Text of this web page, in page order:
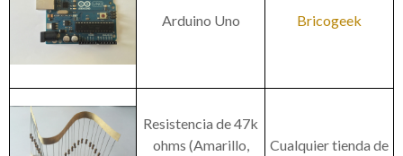
Arduino Uno Bricogeek
Resistencia de 47k
ohms (Amarillo,
Cualquier tienda de